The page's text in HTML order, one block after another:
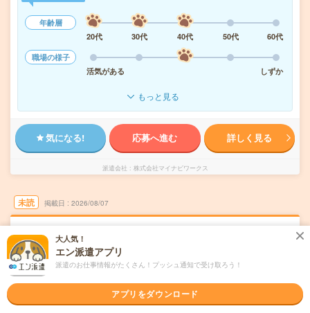
年齢層
20代
30代 40代 50代
60代
職場の様子
活気がある
しずか
もっと見る
気になる! 応募へ進む 詳しく見る
派遣会社 株式会社マイナビワークス
未読 掲載日 2026/08/07
＼正社員へ＊17時定時／建設会社で事務！エ
ルダー活躍中＠江坂
職種未経験OK
大人気！
エン派遣アプリ
派遣のお仕事情報がたくさん！プッシュ通知で受け取ろう！
アプリをダウンロード